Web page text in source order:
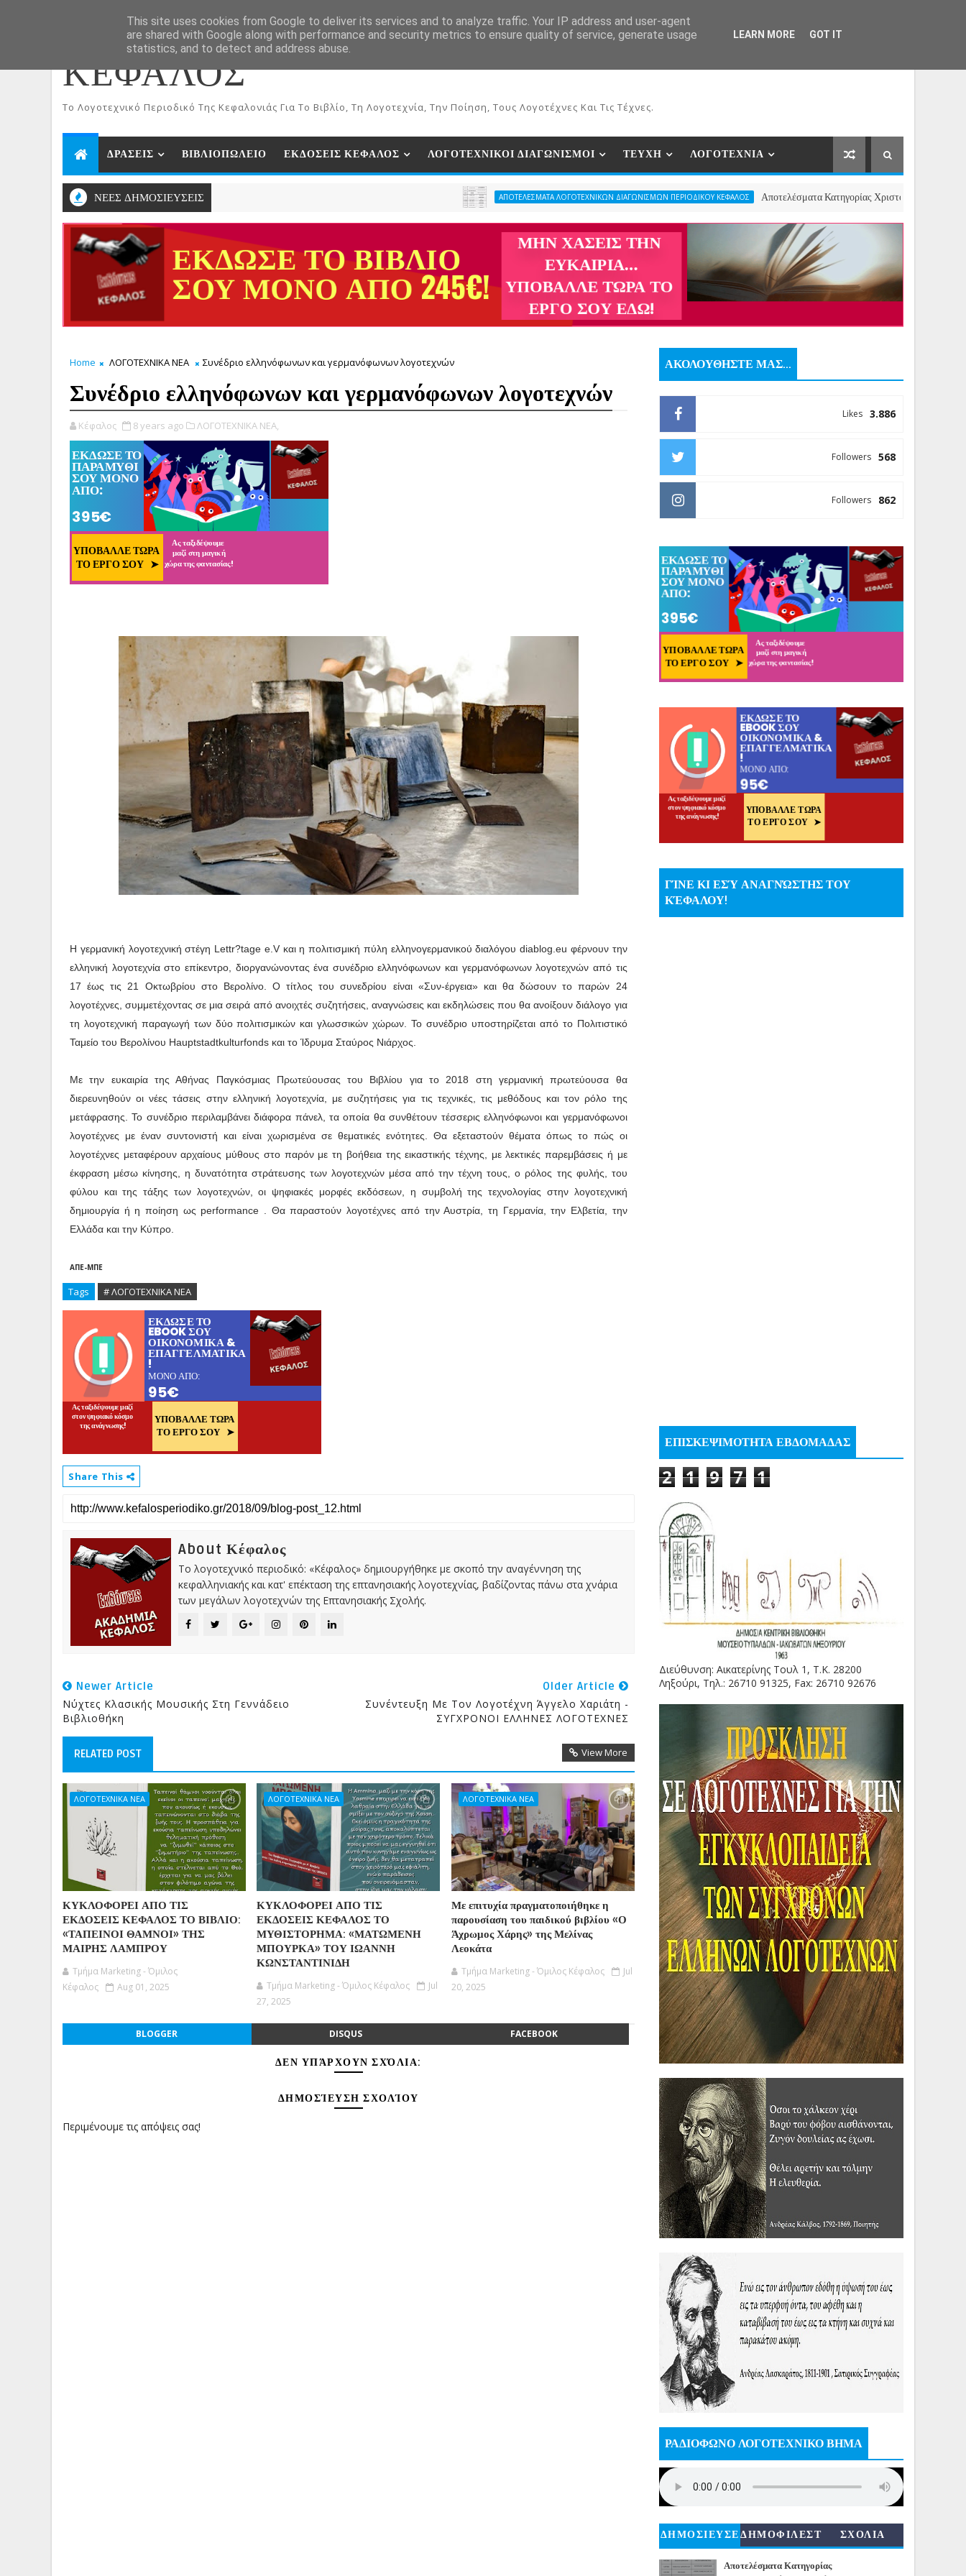
ΑΡΧΙΚΗ ΕΚΔΟΣΕΙΣ ΒΙΒΛΙΩΝ ΗΛΕΚΤΡΟΝΙΚΟ ΒΙΒΛΙΟΠΩΛΕΙΟ ΣΥΝΕΡΓΑΤΕΣ
ΚΕΦΑΛΟΣ
To Λογοτεχνικό Περιοδικό Της Κεφαλονιάς Για Το Βιβλίο, Τη Λογοτεχνία, Την Ποίηση, Τους Λογοτέχνες Και Τις Τέχνες.
ΔΡΑΣΕΙΣ ΒΙΒΛΙΟΠΩΛΕΙΟ ΕΚΔΟΣΕΙΣ ΚΕΦΑΛΟΣ ΛΟΓΟΤΕΧΝΙΚΟΙ ΔΙΑΓΩΝΙΣΜΟΙ ΤΕΥΧΗ ΛΟΓΟΤΕΧΝΙΑ
ΝΕΕΣ ΔΗΜΟΣΙΕΥΣΕΙΣ ΑΠΟΤΕΛΕΣΜΑΤΑ ΛΟΓΟΤΕΧΝΙΚΩΝ ΔΙΑΓΩΝΙΣΜΩΝ ΠΕΡΙΟΔΙΚΟΥ ΚΕΦΑΛΟΣ Αποτελέσματα Κατηγορίας Χριστουγεννιάτικου Ποιήματος-
Home ΛΟΓΟΤΕΧΝΙΚΑ ΝΕΑ Συνέδριο ελληνόφωνων και γερμανόφωνων λογοτεχνών
Συνέδριο ελληνόφωνων και γερμανόφωνων λογοτεχνών
Κέφαλος 8 years ago ΛΟΓΟΤΕΧΝΙΚΑ ΝΕΑ,
Η γερμανική λογοτεχνική στέγη Lettr?tage e.V και η πολιτισμική πύλη ελληνογερμανικού διαλόγου diablog.eu φέρνουν την
ελληνική λογοτεχνία στο επίκεντρο, διοργανώνοντας ένα συνέδριο ελληνόφωνων και γερμανόφωνων λογοτεχνών από τις
17 έως τις 21 Οκτωβρίου στο Βερολίνο. Ο τίτλος του συνεδρίου είναι «Συν-έργεια» και θα δώσουν το παρών 24
λογοτέχνες, συμμετέχοντας σε μια σειρά από ανοιχτές συζητήσεις, αναγνώσεις και εκδηλώσεις που θα ανοίξουν διάλογο για
τη λογοτεχνική παραγωγή των δύο πολιτισμικών και γλωσσικών χώρων. Το συνέδριο υποστηρίζεται από το Πολιτιστικό
Ταμείο του Βερολίνου Hauptstadtkulturfonds και το Ίδρυμα Σταύρος Νιάρχος.
Με την ευκαιρία της Αθήνας Παγκόσμιας Πρωτεύουσας του Βιβλίου για το 2018 στη γερμανική πρωτεύουσα θα
διερευνηθούν οι νέες τάσεις στην ελληνική λογοτεχνία, με συζητήσεις για τις τεχνικές, τις μεθόδους και τον ρόλο της
μετάφρασης. Το συνέδριο περιλαμβάνει διάφορα πάνελ, τα οποία θα συνθέτουν τέσσερις ελληνόφωνοι και γερμανόφωνοι
λογοτέχνες με έναν συντονιστή και είναι χωρισμένα σε θεματικές ενότητες. Θα εξεταστούν θέματα όπως το πώς οι
λογοτέχνες μεταφέρουν αρχαίους μύθους στο παρόν με τη βοήθεια της εικαστικής τέχνης, με λεκτικές παρεμβάσεις ή με
έκφραση μέσω κίνησης, η δυνατότητα στράτευσης των λογοτεχνών μέσα από την τέχνη τους, ο ρόλος της φυλής, του
φύλου και της τάξης των λογοτεχνών, οι ψηφιακές μορφές εκδόσεων, η συμβολή της τεχνολογίας στην λογοτεχνική
δημιουργία ή η ποίηση ως performance . Θα παραστούν λογοτέχνες από την Αυστρία, τη Γερμανία, την Ελβετία, την
Ελλάδα και την Κύπρο.
AΠΕ-ΜΠΕ
Tags # ΛΟΓΟΤΕΧΝΙΚΑ ΝΕΑ
Share This
About Κέφαλος
Το λογοτεχνικό περιοδικό: «Κέφαλος» δημιουργήθηκε με σκοπό την αναγέννηση της
κεφαλληνιακής και κατ' επέκταση της επτανησιακής λογοτεχνίας, βαδίζοντας πάνω στα χνάρια
των μεγάλων λογοτεχνών της Επτανησιακής Σχολής.
Newer Article
Νύχτες Κλασικής Μουσικής Στη Γεννάδειο
Βιβλιοθήκη
Older Article
Συνέντευξη Με Τον Λογοτέχνη Άγγελο Χαριάτη -
ΣΥΓΧΡΟΝΟΙ ΕΛΛΗΝΕΣ ΛΟΓΟΤΕΧΝΕΣ
RELATED POST View More
ΛΟΓΟΤΕΧΝΙΚΑ ΝΕΑ
ΚΥΚΛΟΦΟΡΕΙ ΑΠΟ ΤΙΣ
ΕΚΔΟΣΕΙΣ ΚΕΦΑΛΟΣ ΤΟ ΒΙΒΛΙΟ:
«ΤΑΠΕΙΝΟΙ ΘΑΜΝΟΙ» ΤΗΣ
ΜΑΙΡΗΣ ΛΑΜΠΡΟΥ
Τμήμα Marketing - Όμιλος
Κέφαλος
Aug 01, 2025
ΛΟΓΟΤΕΧΝΙΚΑ ΝΕΑ
ΚΥΚΛΟΦΟΡΕΙ ΑΠΟ ΤΙΣ
ΕΚΔΟΣΕΙΣ ΚΕΦΑΛΟΣ ΤΟ
ΜΥΘΙΣΤΟΡΗΜΑ: «ΜΑΤΩΜΕΝΗ
ΜΠΟΥΡΚΑ» ΤΟΥ ΙΩΑΝΝΗ
ΚΩΝΣΤΑΝΤΙΝΙΔΗ
Τμήμα Marketing - Όμιλος Κέφαλος
Jul
27, 2025
ΛΟΓΟΤΕΧΝΙΚΑ ΝΕΑ
Με επιτυχία πραγματοποιήθηκε η
παρουσίαση του παιδικού βιβλίου «Ο
Άχρωμος Χάρης» της Μελίνας
Λεοκάτα
Τμήμα Marketing - Όμιλος Κέφαλος
Jul
20, 2025
BLOGGER DISQUS FACEBOOK
ΔΕΝ ΥΠΆΡΧΟΥΝ ΣΧΌΛΙΑ:
ΔΗΜΟΣΊΕΥΣΗ ΣΧΟΛΊΟΥ
Περιμένουμε τις απόψεις σας!
ΑΚΟΛΟΥΘΗΣΤΕ ΜΑΣ...
3.886
Likes
568
Followers
862
Followers
ΓΊΝΕ ΚΙ ΕΣΎ ΑΝΑΓΝΏΣΤΗΣ ΤΟΥ
ΚΈΦΑΛΟΥ!
ΕΠΙΣΚΕΨΙΜΟΤΗΤΑ ΕΒΔΟΜΑΔΑΣ
2 1 9 7 1
Διεύθυνση: Αικατερίνης Τουλ 1, Τ.Κ. 28200
Ληξούρι, Τηλ.: 26710 91325, Fax: 26710 92676
ΡΑΔΙΟΦΩΝΟ ΛΟΓΟΤΕΧΝΙΚΟ ΒΗΜΑ
ΔΗΜΟΣΙΕΥΣΕ
ΙΣ
ΔΗΜΟΦΙΛΕΣΤ
ΣΧΟΛΙΑ
Αποτελέσματα Κατηγορίας
This site uses cookies from Google to deliver its services and to analyze traffic. Your IP address and user-agent
are shared with Google along with performance and security metrics to ensure quality of service, generate usage
statistics, and to detect and address abuse.
LEARN MORE GOT IT